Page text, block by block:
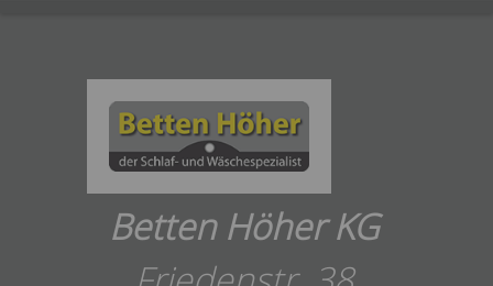
Betten Höher KG